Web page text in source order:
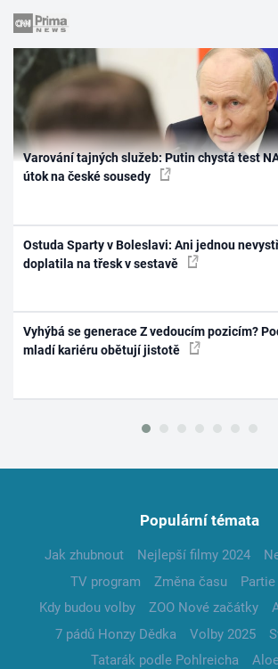
Varování tajných služeb: Putin chystá test
útok na české sousedy
Ostuda Sparty v Boleslavi: Ani jednou
doplatila na třesk v sestavě
Vyhýbá se generace Z vedoucím pozicím?
mladí kariéru obětují jistotě
Populární témata
Jak zhubnout Nejlepší filmy 2024
TV program
Změna času Partie
Kdy budou volby
ZOO Nové začátky
7 pádů Honzy Dědka
Volby 2025
Tatarák podle Pohlreicha